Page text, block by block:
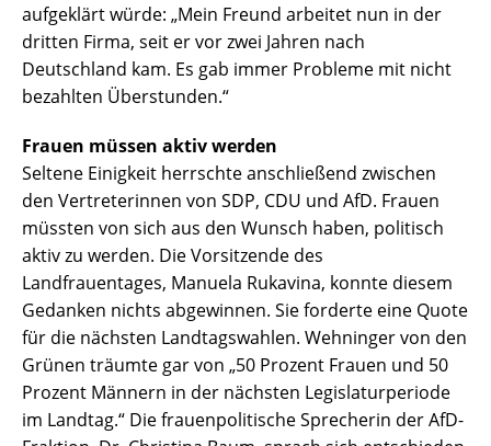
aufgeklärt würde: „Mein Freund arbeitet nun in der
dritten Firma, seit er vor zwei Jahren nach
Deutschland kam. Es gab immer Probleme mit nicht
bezahlten Überstunden.“
Frauen müssen aktiv werden
Seltene Einigkeit herrschte anschließend zwischen
den Vertreterinnen von SDP, CDU und AfD. Frauen
müssten von sich aus den Wunsch haben, politisch
aktiv zu werden. Die Vorsitzende des
Landfrauentages, Manuela Rukavina, konnte diesem
Gedanken nichts abgewinnen. Sie forderte eine Quote
für die nächsten Landtagswahlen. Wehninger von den
Grünen träumte gar von „50 Prozent Frauen und 50
Prozent Männern in der nächsten Legislaturperiode
im Landtag.“ Die frauenpolitische Sprecherin der AfD-